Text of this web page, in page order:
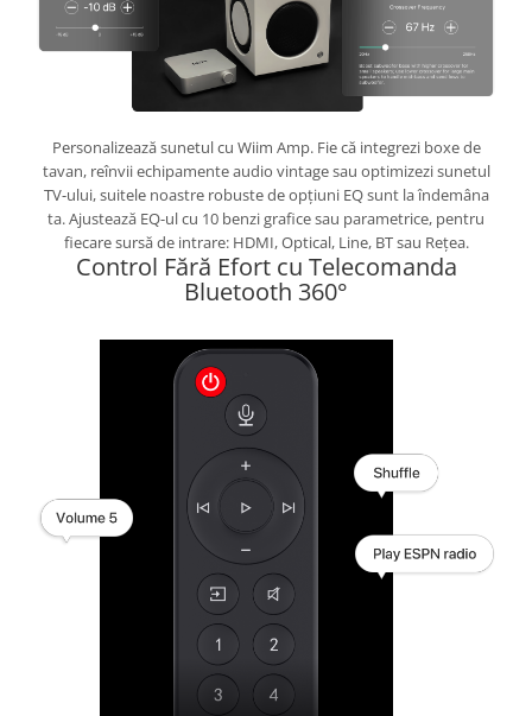
Personalizează sunetul cu Wiim Amp. Fie că integrezi boxe de
tavan, reînvii echipamente audio vintage sau optimizezi sunetul
TV-ului, suitele noastre robuste de opțiuni EQ sunt la îndemâna
ta. Ajustează EQ-ul cu 10 benzi grafice sau parametrice, pentru
fiecare sursă de intrare: HDMI, Optical, Line, BT sau Rețea.
Control Fără Efort cu Telecomanda
Bluetooth 360°